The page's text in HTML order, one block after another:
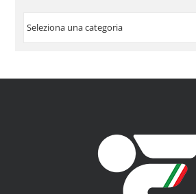
VISUALIZZA